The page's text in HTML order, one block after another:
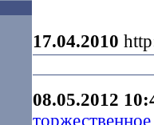
17.04.2010
08.05.2012